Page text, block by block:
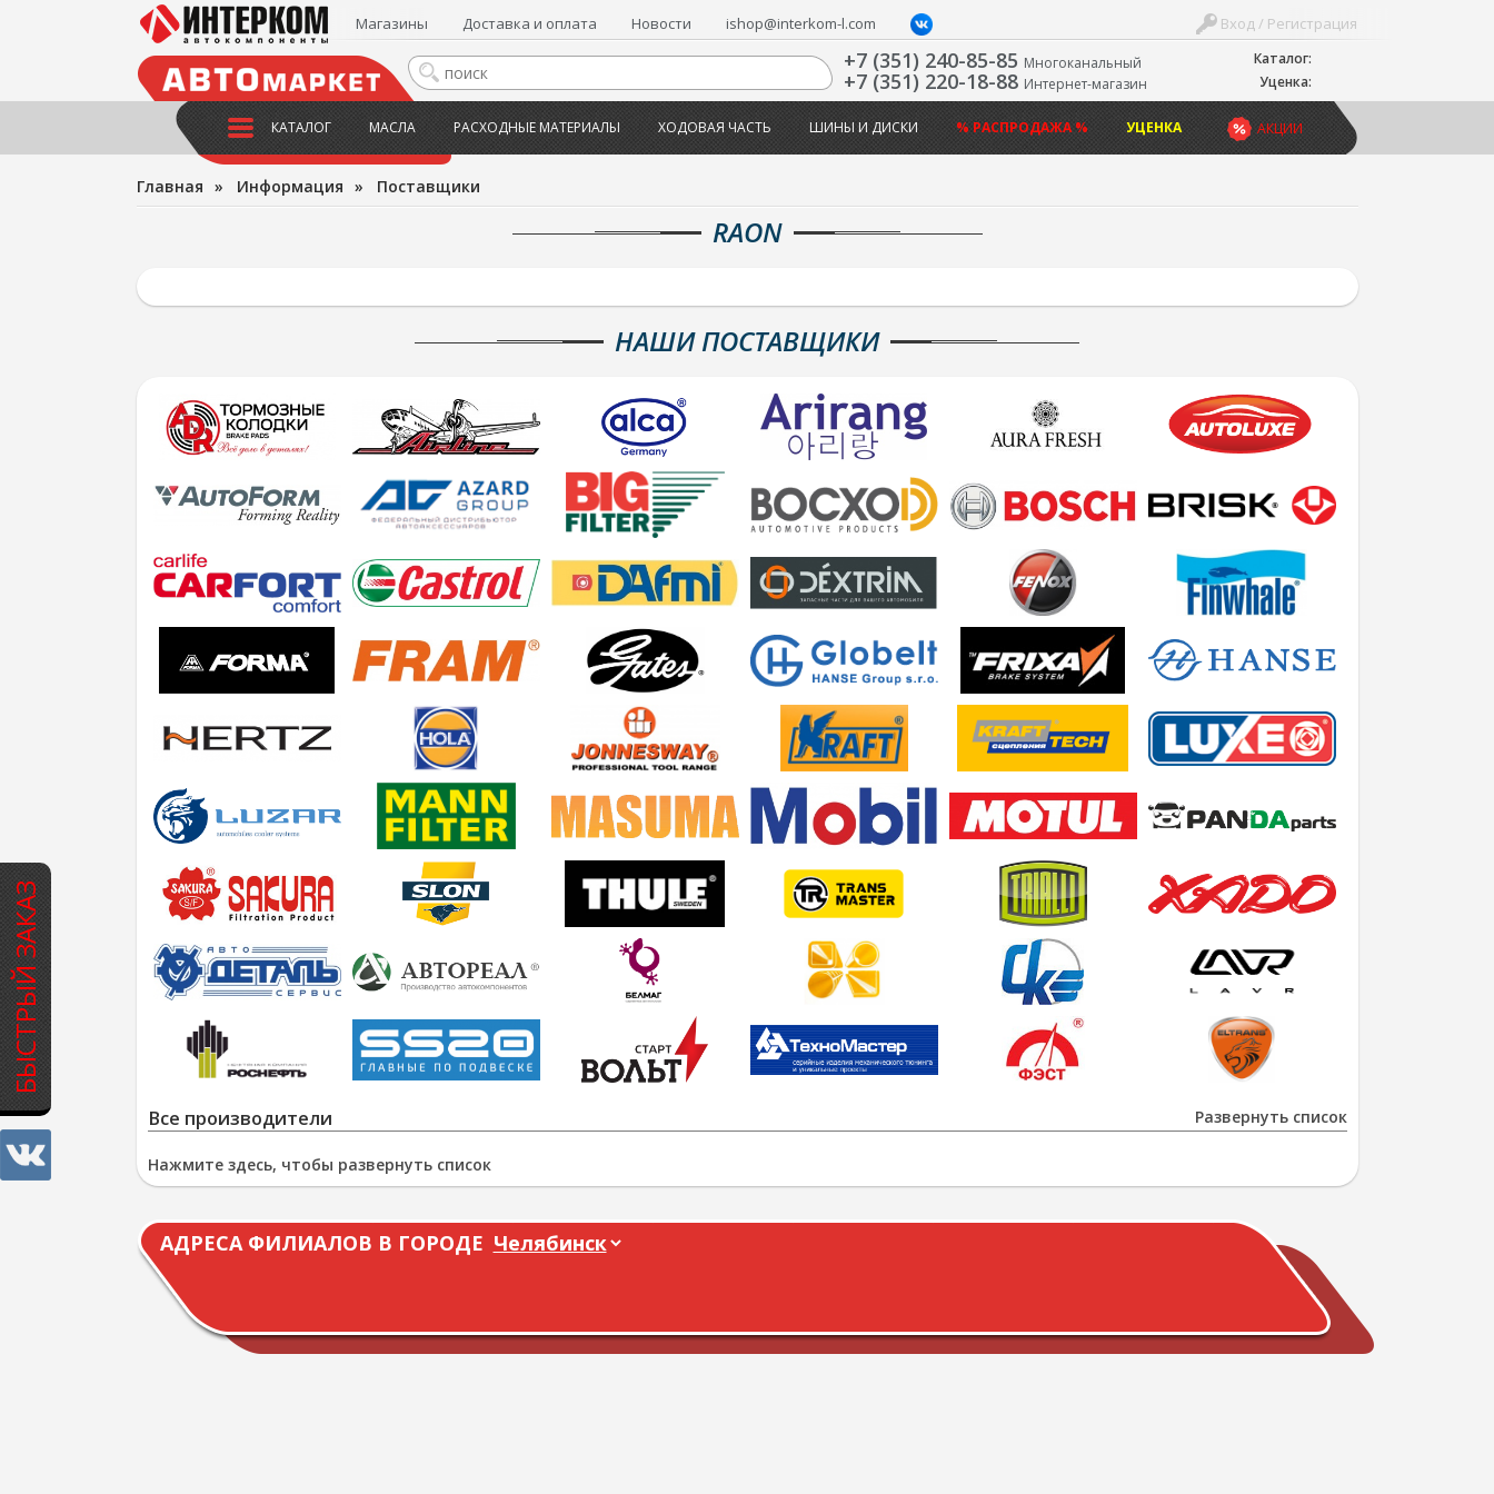
БЫСТРЫЙ ЗАКАЗ
Каталог:
Уценка:
Вход / Регистрация
Магазины Доставка и оплата Новости ishop@interkom-l.com
+7 (351) 240-85-85 Многоканальный
+7 (351) 220-18-88 Интернет-магазин
АКЦИИ
КАТАЛОГ МАСЛА РАСХОДНЫЕ МАТЕРИАЛЫ ХОДОВАЯ ЧАСТЬ ШИНЫ И ДИСКИ % РАСПРОДАЖА % УЦЕНКА
Главная » Информация » Поставщики
RAON
НАШИ ПОСТАВЩИКИ
Развернуть список
Все производители
Нажмите здесь, чтобы развернуть список
АДРЕСА ФИЛИАЛОВ В ГОРОДЕ